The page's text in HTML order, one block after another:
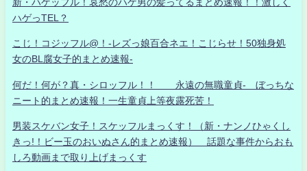
新・ハゲッフル！哀愁のハゲ男の髪ってるまとめ速報！！激しく
ハゲっTEL？
こじ！コジッフル@！-レズっ娘百合ネエ！こじらせ！50独身処
女のBL腐女子的まとめ速報-
何だ！何が？真・シロッフル！！ 永遠の無職童貞- ぼっちな
ニート的まとめ速報！一生童貞上等夜露死苦！
男装スケバン女子！スケッフルまっくす！（新・ナンノひゃくし
きっ!！ビー玉のおいぬさん的まとめ速報） 話題な事件からおも
しろ動画まで取り上げまっくす